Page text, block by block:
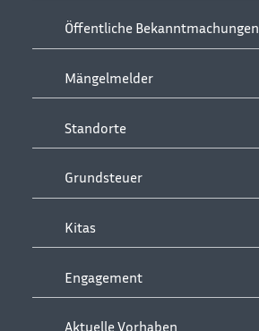
Öffentliche Bekanntmachungen
Mängelmelder
Standorte
Grundsteuer
Kitas
Engagement
Aktuelle Vorhaben